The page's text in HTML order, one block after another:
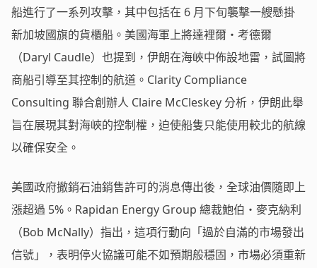
船進行了一系列攻擊，其中包括在 6 月下旬襲擊一艘懸掛
新加坡國旗的貨櫃船。美國海軍上將達裡爾・考德爾
（Daryl Caudle）也提到，伊朗在海峽中佈設地雷，試圖將
商船引導至其控制的航道。Clarity Compliance
Consulting 聯合創辦人 Claire McCleskey 分析，伊朗此舉
旨在展現其對海峽的控制權，迫使船隻只能使用較北的航線
以確保安全。
美國政府撤銷石油銷售許可的消息傳出後，全球油價隨即上
漲超過 5%。Rapidan Energy Group 總裁鮑伯・麥克納利
（Bob McNally）指出，這項行動向「過於自滿的市場發出
信號」，表明停火協議可能不如預期般穩固，市場必須重新